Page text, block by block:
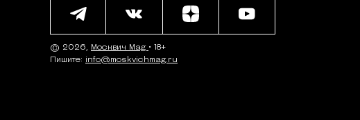
© 2026, Москвич Mag • 18+
Пишите: info@moskvichmag.ru